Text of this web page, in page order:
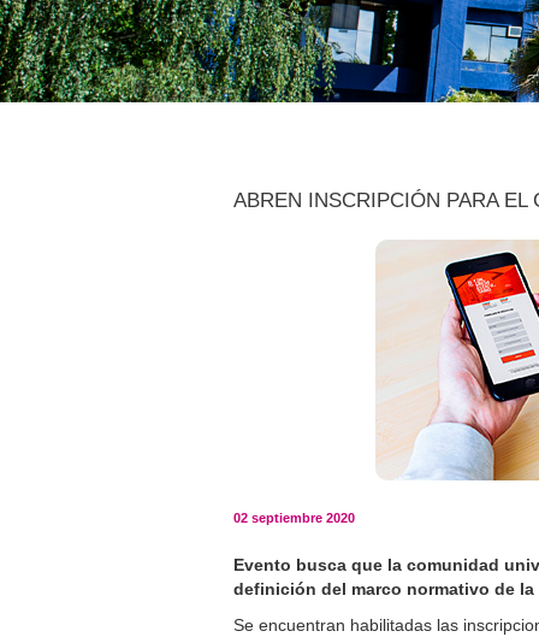
ABREN INSCRIPCIÓN PARA EL
02 septiembre 2020
Evento busca que la comunidad
definición del marco normativo de
Se encuentran habilitadas las